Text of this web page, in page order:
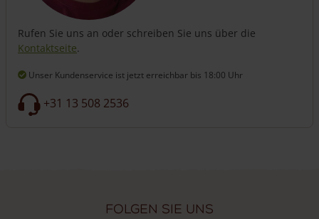
Diese Außensteckdose lässt sich wunderbar mit unserer
runden Wegeleuchte „Bella“ aus Edelkastanie kombinieren.
Sie ist im selben Stil gehalten. Zur Info: Wenn Sie sowohl die
anbringen möchten, denken Sie daran, dass Sie dafür
separate Stromkreise einrichten müssen.
Rufen Sie uns an oder schreiben Sie uns über die
Kontaktseite.
Unser Kundenservice ist jetzt erreichbar bis 18:00 Uhr
+31 13 508 2536
Folgen Sie uns